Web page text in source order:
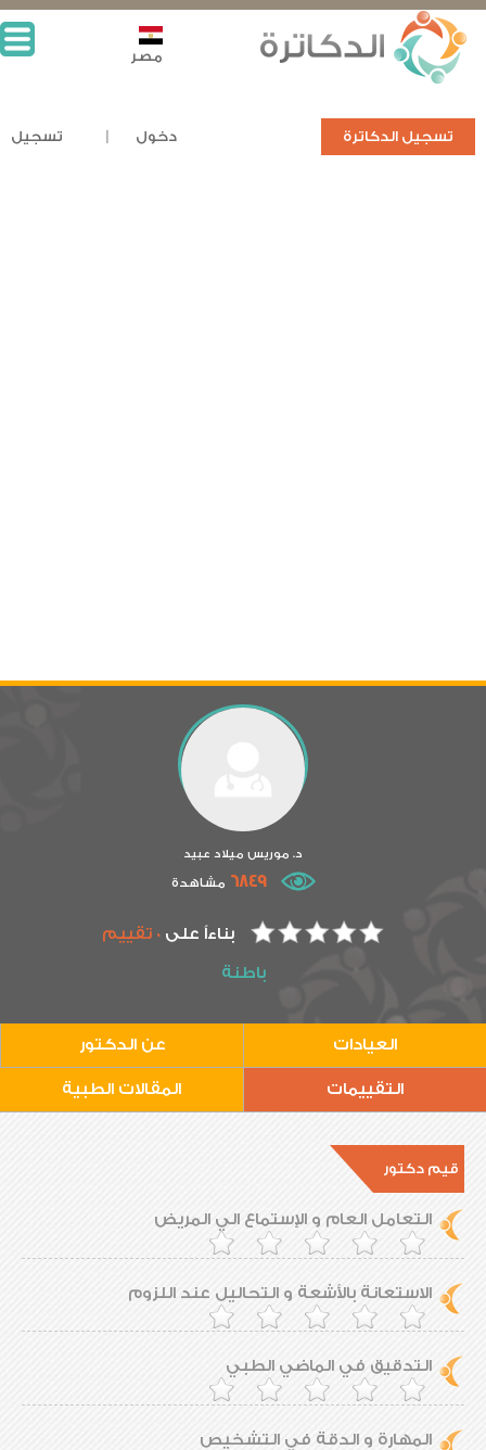
تسجيل الدكاترة دخول تسجيل
مصر
د. موريس ميلاد عبيد
6849 مشاهدة
بناءاً على0 تقييم
باطنة
العيادات عن الدكتور
التقييمات المقالات الطبية
قيم دكتور
التعامل العام و الإستماع الي المريض
الاستعانة بالأشعة و التحاليل عند اللزوم
التدقيق في الماضي الطبي
المهارة و الدقة في التشخيص